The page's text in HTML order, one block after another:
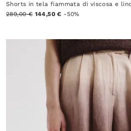
Shorts in tela fiammata di viscosa e
289,00 € 144,50 € -50%